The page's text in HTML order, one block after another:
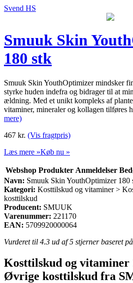
Svend HS
Smuuk Skin
180 stk
Smuuk Skin YouthOptimizer mindsker
styrke huden indefra og bidrager til at
ældning. Med et unikt kompleks af
vitaminer, mineraler og kollagen tilføres
mere)
467 kr. (Vis fragtpris)
Læs mere »Køb nu »
Webshop Produkter Anmeldelser
Navn: Smuuk Skin YouthOptimizer 180
Kategori: Kosttilskud og vitaminer >
kosttilskud
Producent: SMUUK
Varenummer: 221170
EAN: 5709920000064
Vurderet til 4.3 ud af 5 stjerner baseret på
Kosttilskud og
Øvrige kosttilskud fra